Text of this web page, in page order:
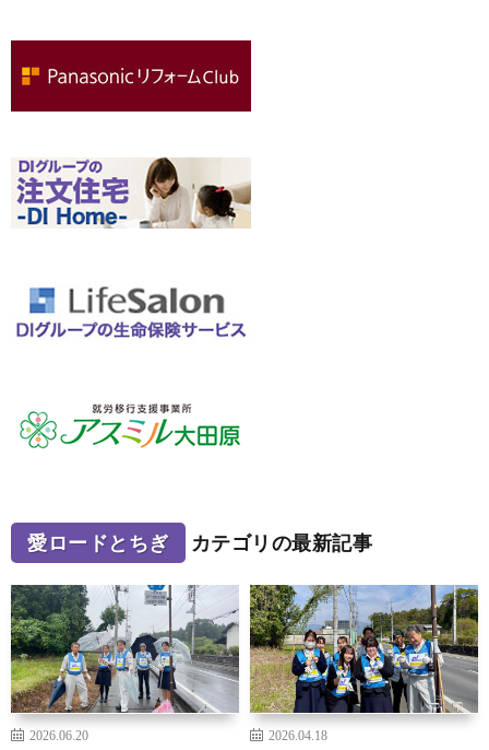
愛ロードとちぎ カテゴリの最新記事
2026.06.20 2026.04.18